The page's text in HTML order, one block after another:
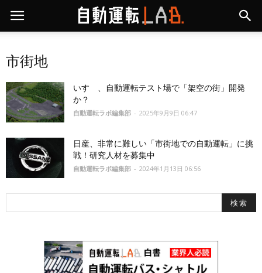
市街地
いすゞ、自動運転テスト場で「架空の街」開発
か？
自動運転ラボ編集部 - 2025年9月9日 06:47
日産、非常に難しい「市街地での自動運転」に挑
戦！研究人材を募集中
自動運転ラボ編集部 - 2024年1月13日 06:56